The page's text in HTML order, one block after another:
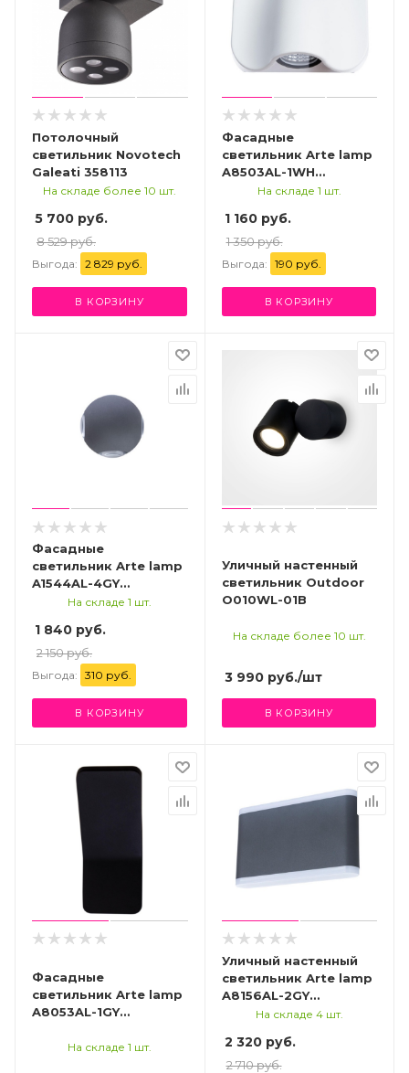
Потолочный
светильник Novotech
Galeati 358113
На складе более 10 шт.
5 700 руб.
8 529 руб.
Выгода: 2 829 руб.
В КОРЗИНУ
Фасадные
светильник Arte lamp
A8503AL-1WH
УЛИЧНЫЙНа складе 1 шт.
1 160 руб.
1 350 руб.
Выгода: 190 руб.
В КОРЗИНУ
Фасадные
светильник Arte lamp
A1544AL-4GY
УЛИЧНЫЙНа складе 1 шт.
1 840 руб.
2 150 руб.
Выгода: 310 руб.
В КОРЗИНУ
Уличный настенный
светильник Outdoor
O010WL-01B
На складе более 10 шт.
3 990руб./шт
В КОРЗИНУ
Фасадные
светильник Arte lamp
A8053AL-1GY
НАСТЕННЫЙ
На складе 1 шт.
Уличный настенный
светильник Arte lamp
A8156AL-2GY
УЛИЧНЫЙНа складе 4 шт.
2 320 руб.
2 710 руб.